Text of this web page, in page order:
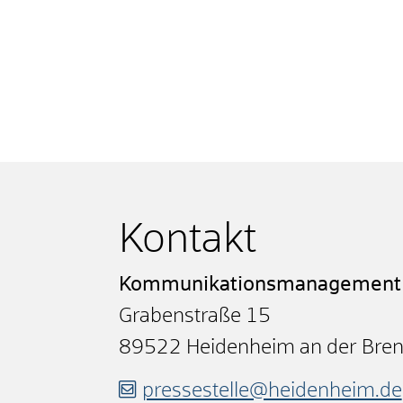
Kontakt
Kommunikationsmanagement
Grabenstraße 15
89522 Heidenheim an der
pressestelle@heidenheim.de